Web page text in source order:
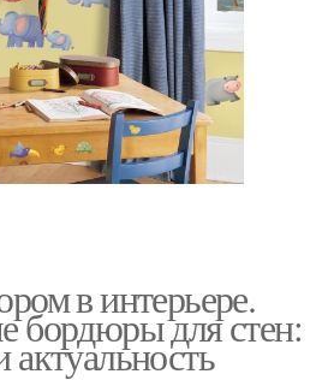
в интерьере.
бордюры для стен: